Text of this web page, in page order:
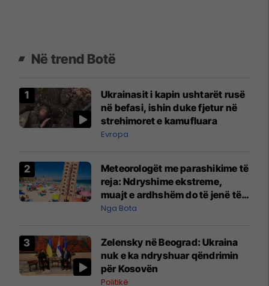
Në trend Botë
Ukrainasit i kapin ushtarët rusë
në befasi, ishin duke fjetur në
strehimoret e kamufluara
Evropa
Meteorologët me parashikime të
reja: Ndryshime ekstreme,
muajt e ardhshëm do të jenë të
pazakontë
Nga Bota
Zelensky në Beograd: Ukraina
nuk e ka ndryshuar qëndrimin
për Kosovën
Politikë